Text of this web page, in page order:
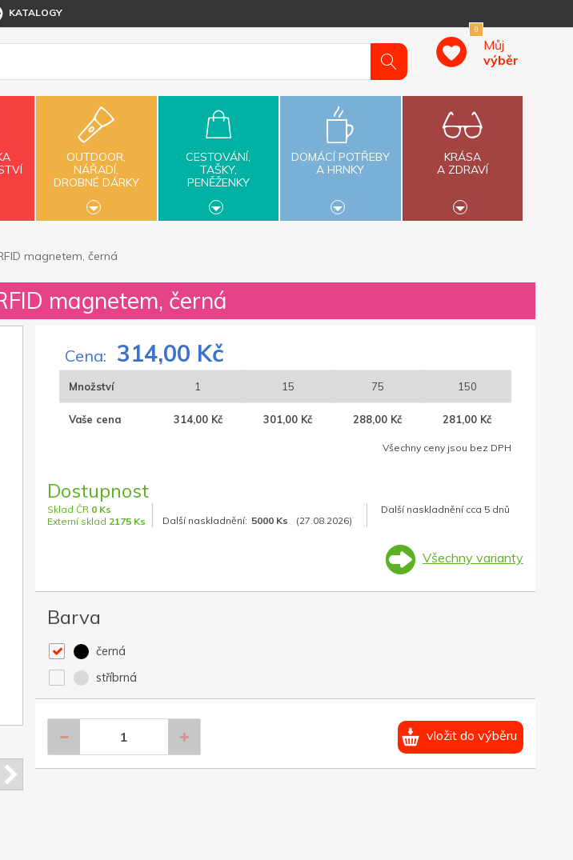
KATALOGY
0
Můj
výběr
OUTDOOR,
NÁŘADÍ,
DROBNÉ DÁRKY
CESTOVÁNÍ,
TAŠKY,
PENĚŽENKY
DOMÁCÍ POTŘEBY
A HRNKY
KRÁSA
A ZDRAVÍ
magnetem, černá
magnetem, černá
Cena: 314,00 Kč
Množství 1 15 75 150
Vaše cena 314,00 Kč 301,00 Kč 288,00 Kč 281,00 Kč
Všechny ceny jsou bez DPH
Dostupnost
Sklad ČR 0 Ks
Externí sklad 2175 Ks Další naskladnění: 5000 Ks (27.08.2026)
Další naskladnění cca 5 dnů
Všechny varianty
Barva
černá
stříbrná
vložit do výběru